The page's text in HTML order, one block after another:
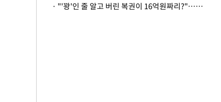
· "'꽝'인 줄 알고 버린 복권이 16억원짜리?"…극적으로 되찾은 사연